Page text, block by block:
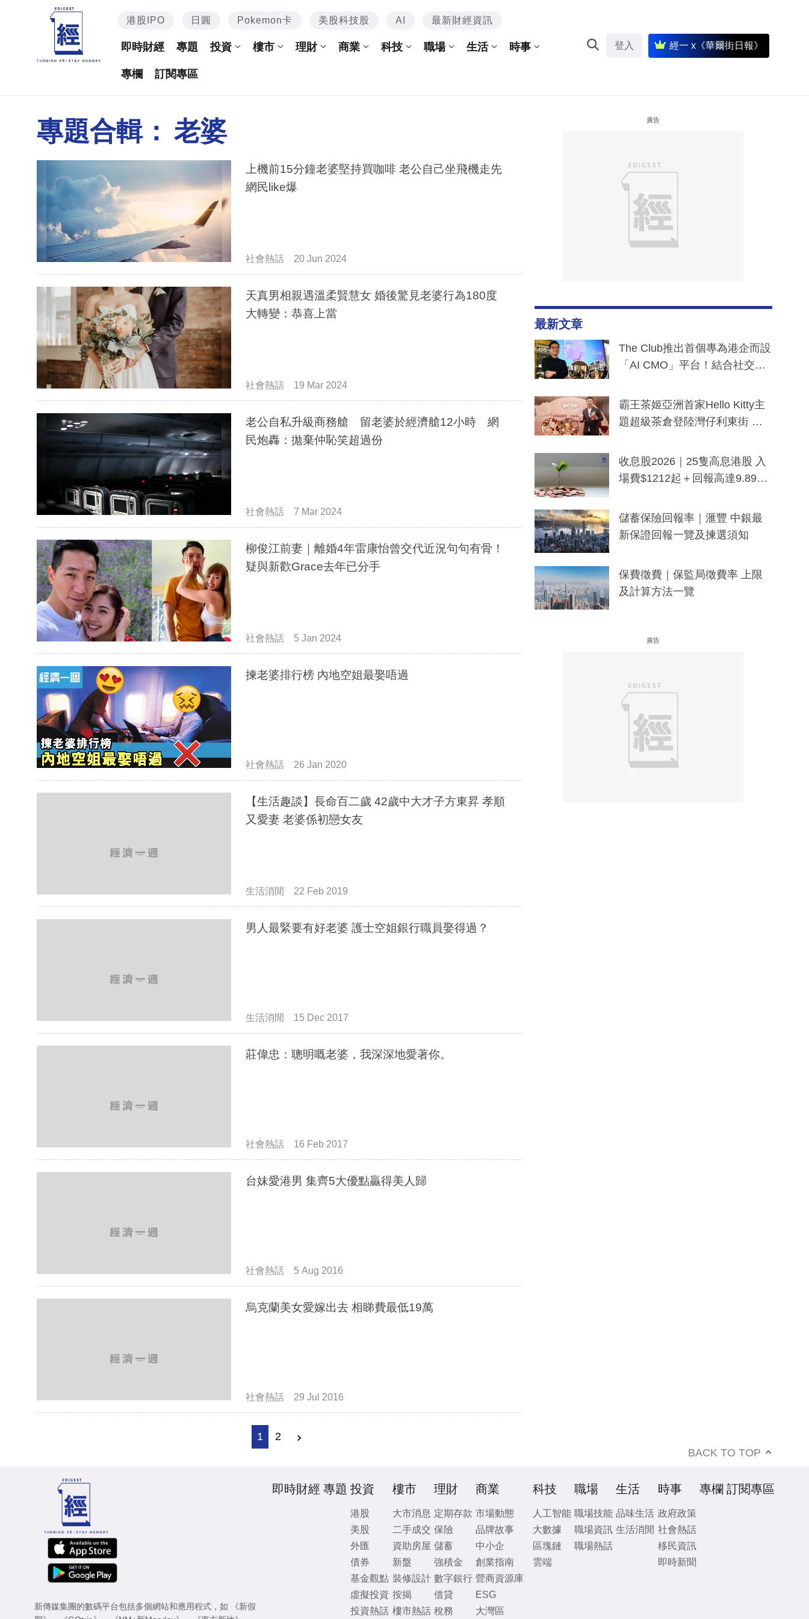
港股IPO 日圓 Pokemon卡 美股科技股 AI 最新財經資訊
即時財經 專題 投資 樓市 理財 商業 科技 職場 生活 時事
專欄 訂閱專區
登入 經一 x《華爾街日報》
專題合輯： 老婆
上機前15分鐘老婆堅持買咖啡 老公自己坐飛機走先
網民like爆
社會熱話 20 Jun 2024
天真男相親遇溫柔賢慧女 婚後驚見老婆行為180度
大轉變：恭喜上當
社會熱話 19 Mar 2024
老公自私升級商務艙 留老婆於經濟艙12小時 網
民炮轟：拋棄仲恥笑超過份
社會熱話 7 Mar 2024
柳俊江前妻｜離婚4年雷康怡曾交代近況句句有骨！
疑與新歡Grace去年已分手
社會熱話 5 Jan 2024
揀老婆排行榜 內地空姐最娶唔過
社會熱話 26 Jan 2020
【生活趣談】長命百二歲 42歲中大才子方東昇 孝順
又愛妻 老婆係初戀女友
生活消閒 22 Feb 2019
男人最緊要有好老婆 護士空姐銀行職員娶得過？
生活消閒 15 Dec 2017
莊偉忠：聰明嘅老婆，我深深地愛著你。
社會熱話 16 Feb 2017
台妹愛港男 集齊5大優點贏得美人歸
社會熱話 5 Aug 2016
烏克蘭美女愛嫁出去 相睇費最低19萬
社會熱話 29 Jul 2016
1 2
廣告
最新文章
The Club推出首個專為港企而設
「AI CMO」平台！結合社交聆
分鐘生成「貼地」宣傳短片
霸王茶姬亞洲首家Hello Kitty主
題超級茶倉登陸灣仔利東街 推
y及香港限定特調系列
收息股2026｜25隻高息港股 入
場費$1212起＋回報高達9.89
儲蓄保險回報率｜滙豐 中銀最
新保證回報一覽及揀選須知
保費徵費｜保監局徵費率 上限
及計算方法一覽
廣告
BACK TO TOP
新傳媒集團的數碼平台包括多個網站和應用程式，如
《新假
即時財經 專題 投資
港股
美股
外匯
債券
基金觀點
虛擬投資
投資熱話
樓市
大市消息
二手成交
資助房屋
新盤
裝修設計
按揭
樓市熱話
理財
定期存款
保險
儲蓄
強積金
數字銀行
借貸
稅務
商業
市場動態
品牌故事
中小企
創業指南
營商資源庫
ESG
大灣區
科技
人工智能
大數據
區塊鏈
雲端
職場
職場技能
職場資訊
職場熱話
生活
品味生活
生活消閒
時事
政府政策
社會熱話
移民資訊
即時新聞
專欄 訂閱專區